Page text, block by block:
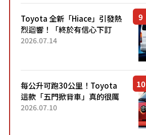
「三...
Toyota 全新「Hiace」引發熱
烈迴響！「終於有信心下訂
了！」「哪個等級交車最
車？...
2026.07.14
每公升可跑30公里！Toyota
這款「五門掀背車」真的很厲
害！ 擁有全長4.3公尺的「剛剛
2026.07.10